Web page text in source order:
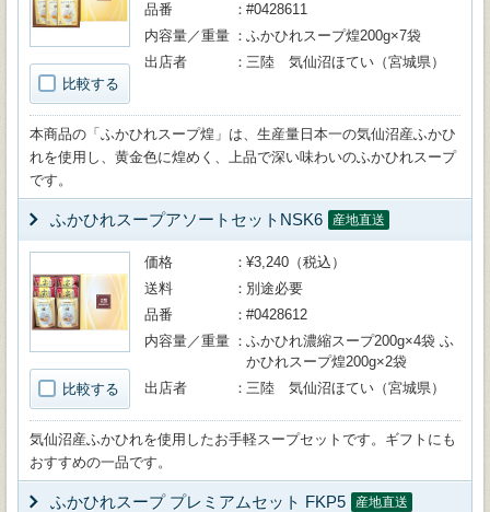
比較する
品番
#0428611
内容量／重量
ふかひれスープ煌200g×7袋
出店者
三陸 気仙沼ほてい（宮城県）
本商品の「ふかひれスープ煌」は、生産量日本一の気仙沼産ふかひ
れを使用し、黄金色に煌めく、上品で深い味わいのふかひれスープ
です。
ふかひれスープアソートセットNSK6 産地直送
比較する
価格
¥3,240（税込）
送料
別途必要
品番
#0428612
内容量／重量
ふかひれ濃縮スープ200g×4袋 ふ
かひれスープ煌200g×2袋
出店者
三陸 気仙沼ほてい（宮城県）
気仙沼産ふかひれを使用したお手軽スープセットです。ギフトにも
おすすめの一品です。
ふかひれスープ プレミアムセット FKP5 産地直送